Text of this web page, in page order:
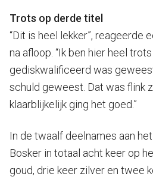
Trots op derde titel
“Dit is heel lekker”, reageerde
na afloop. “Ik ben hier heel
gediskwalificeerd was
schuld geweest. Dat was flink
klaarblijkelijk ging het goed.”
In de twaalf deelnames aan
Bosker in totaal acht keer op
goud, drie keer zilver en twee